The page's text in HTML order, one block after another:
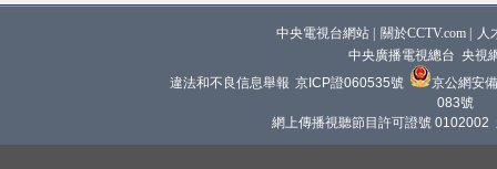
中央電視台網站 關於CCTV.com
人
中央廣播電視總台 央視
違法和不良信息舉報 京ICP證060535號
京公網安
083號
網上傳播視聽節目許可證號 0102002